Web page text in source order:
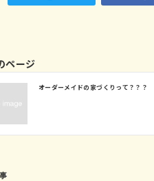
ページ
オーダーメイドの家づくりって？？？